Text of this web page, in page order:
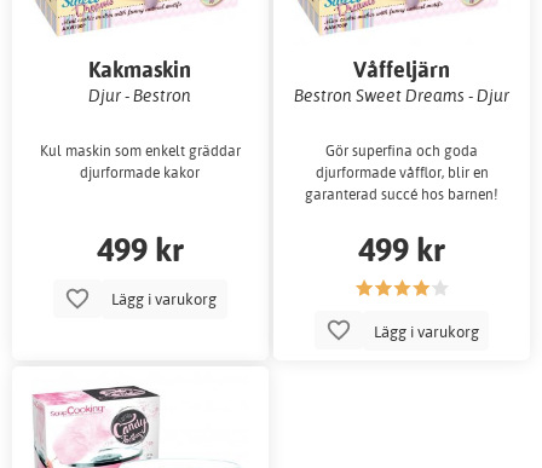
Kakmaskin
Djur - Bestron
Kul maskin som enkelt gräddar
djurformade kakor
499 kr
Lägg i varukorg
Våffeljärn
Bestron Sweet Dreams - Djur
Gör superfina och goda
djurformade våfflor, blir en
garanterad succé hos barnen!
499 kr
Lägg i varukorg